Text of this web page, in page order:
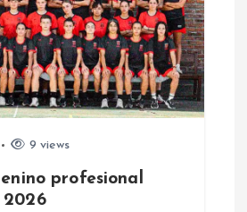
9 views
profesional